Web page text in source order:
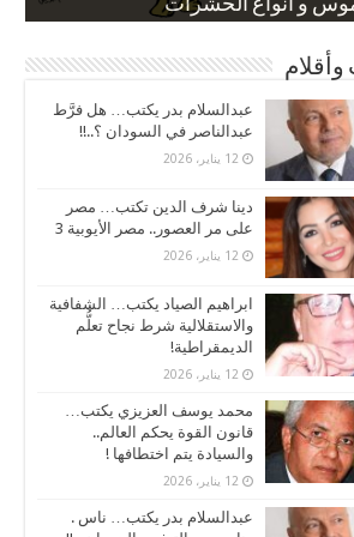
و أنواع الحشرات
بعد ارتفاع الأسعار
نسبة الطلاق في مصر
كاركاتيرية
كاركاتيرية
وأقلام
عبدالسلام بدر يكتب… هل فرَّط
عبدالناصر في السودان ؟..!!
12 يناير، 2026
دينا شرف الدين تكتب… مصر
على مر العصور.. مصر الأيوبية 3
12 يناير، 2026
ابراهيم الصياد يكتب… الشفافية
والاستقلالية شرط نجاح تعلُّم
الديمقراطية!
12 يناير، 2026
محمد يوسف العزيزي يكتب…
قانون القوة يحكم العالم..
والسيادة يتم اختطافها !
12 يناير، 2026
عبدالسلام بدر يكتب… ناس .